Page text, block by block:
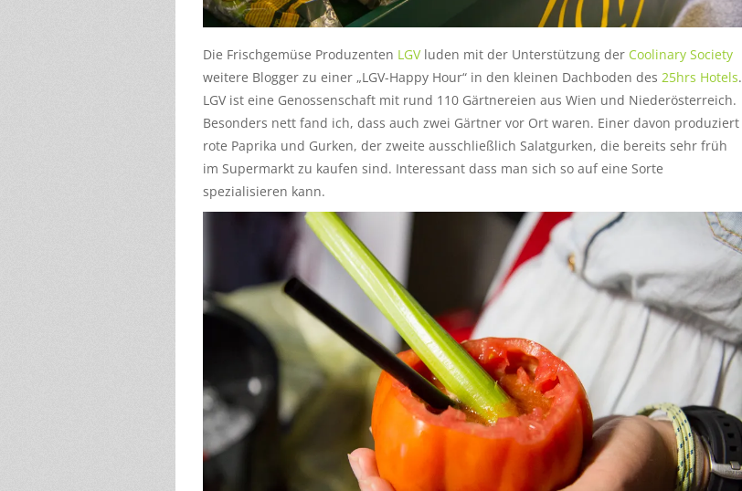
Die Frischgemüse Produzenten LGVluden mit der Unterstützung der Coolinary Society
weitere Blogger zu einer „LGV-Happy Hour“ in den kleinen Dachboden des 25hrs Hotels.
LGV ist eine Genossenschaft mit rund 110 Gärtnereien aus Wien und Niederösterreich.
Besonders nett fand ich, dass auch zwei Gärtner vor Ort waren. Einer davon produziert
rote Paprika und Gurken, der zweite ausschließlich Salatgurken, die bereits sehr früh
im Supermarkt zu kaufen sind. Interessant dass man sich so auf eine Sorte
spezialisieren kann.